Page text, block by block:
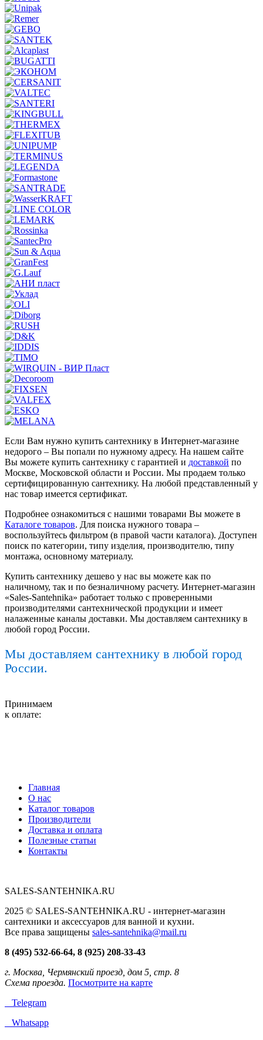
Если Вам нужно купить сантехнику в Интернет-магазине
недорого – Вы попали по нужному адресу. На нашем сайте
Вы можете купить сантехнику с гарантией и доставкой по
Москве, Московской области и России. Мы продаем только
сертифицированную сантехнику. На любой представленный у
нас товар имеется сертификат.
Подробнее ознакомиться с нашими товарами Вы можете в
Каталоге товаров. Для поиска нужного товара –
воспользуйтесь фильтром (в правой части каталога). Доступен
поиск по категории, типу изделия, производителю, типу
монтажа, основному материалу.
Купить сантехнику дешево у нас вы можете как по
наличному, так и по безналичному расчету. Интернет-магазин
«Sales-Santehnika» работает только с проверенными
производителями сантехнической продукции и имеет
налаженные каналы доставки. Мы доставляем сантехнику в
любой город России.
Мы доставляем сантехнику в любой город
России.
Принимаем
к оплате:
Главная
О нас
Каталог товаров
Производители
Доставка и оплата
Полезные статьи
Контакты
SALES-SANTEHNIKA.RU
2025 © SALES-SANTEHNIKA.RU - интернет-магазин
сантехники и аксессуаров для ванной и кухни.
Все права защищены sales-santehnika@mail.ru
8 (495) 532-66-64, 8 (925) 208-33-43
г. Москва, Чермянский проезд, дом 5, стр. 8
Схема проезда. Посмотрите на карте
Telegram
Whatsapp